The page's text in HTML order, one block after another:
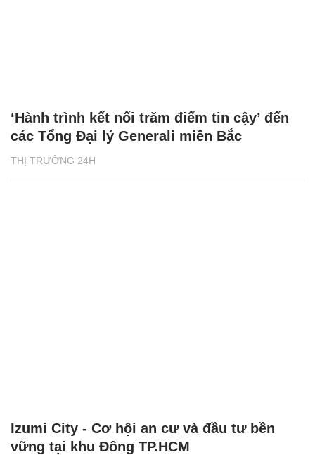
THỊ TRƯỜNG 24H
‘Hành trình kết nối trăm điểm tin cậy’ đến
các Tổng Đại lý Generali miền Bắc
Izumi City - Cơ hội an cư và đầu tư bền
vững tại khu Đông TP.HCM